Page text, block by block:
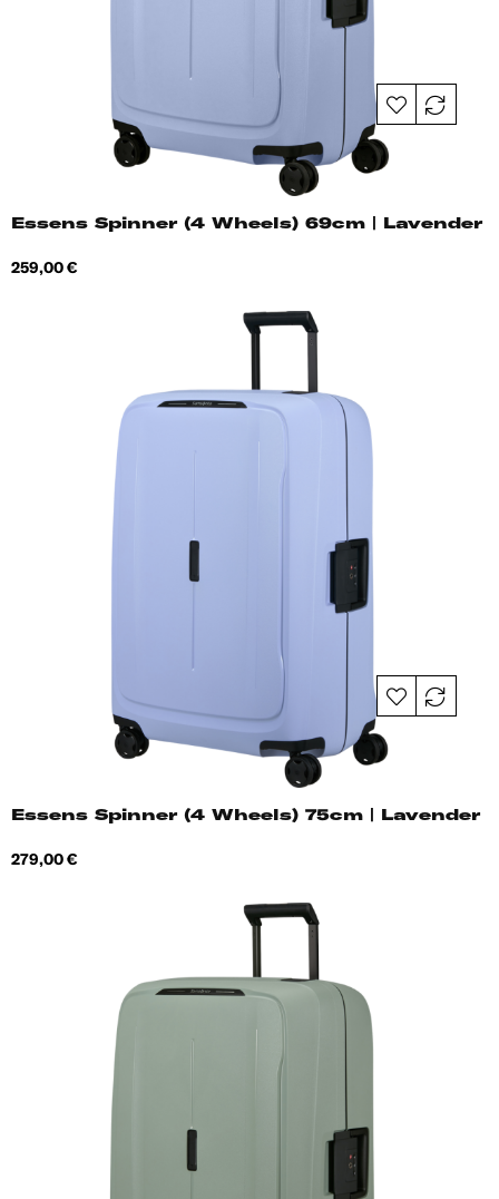
Essens Spinner (4 Wheels) 69cm | Lavender
Hind
259,00 €
Essens Spinner (4 Wheels) 75cm | Lavender
Hind
279,00 €